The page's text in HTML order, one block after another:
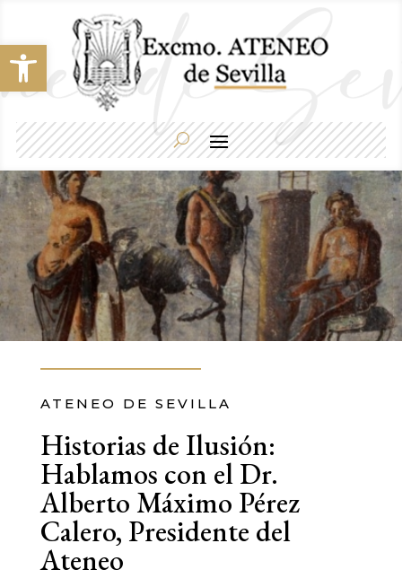
Abrir barra de herramientas
ATENEO DE SEVILLA
Historias de Ilusión:
Hablamos con el Dr.
Alberto Máximo Pérez
Calero, Presidente del
Ateneo